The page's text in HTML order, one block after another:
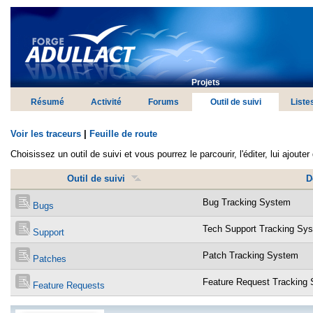
Projets
Résumé Activité Forums Outil de suivi
Voir les traceurs | Feuille de route
Choisissez un outil de suivi et vous pourrez le parcourir, l'éditer, lui
Outil de suivi
Bugs Bug Tracking System
Support Tech Support Tracking
Patches Patch Tracking System
Feature Requests Feature Request Tracking